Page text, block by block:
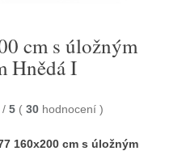
cm s úložným
Hnědá I
/ 5 ( 30 hodnocení )
160x200 cm s úložným